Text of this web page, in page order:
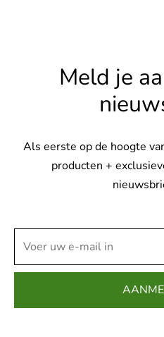
Meld je
Als eerste op de hoogte
producten +